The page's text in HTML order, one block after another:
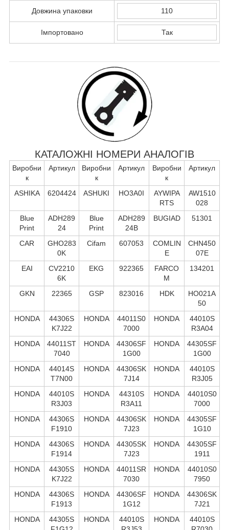
Довжина упаковки 110
Імпортовано Так
КАТАЛОЖНІ НОМЕРИ АНАЛОГІВ
Виробни
к
Артикул
Виробни
к
Артикул
Виробни
к
Артикул
ASHIKA 6204424 ASHUKI HO3A0I
AYWIPA
RTS
AW1510
028
Blue
Print
ADH289
24
Blue
Print
ADH289
24B
BUGIAD 51301
CAR
GHO283
0K
Cifam 607053
COMLIN
E
CHN450
07E
EAI
CV2210
6K
EKG 922365
FARCO
M
134201
GKN 22365 GSP 823016 HDK
HO021A
50
HONDA
44306S
K7J22
HONDA
44011S0
7000
HONDA
44010S
R3A04
HONDA
44011ST
7040
HONDA
44306SF
1G00
HONDA
44305SF
1G00
HONDA
44014S
T7N00
HONDA
44306SK
7J14
HONDA
44010S
R3J05
HONDA
44010S
R3J03
HONDA
44310S
R3A11
HONDA
44010S0
7000
HONDA
44306S
F1910
HONDA
44306SK
7J23
HONDA
44305SF
1G10
HONDA
44306S
F1914
HONDA
44305SK
7J23
HONDA
44305SF
1911
HONDA
44305S
K7J22
HONDA
44011SR
7030
HONDA
44010S0
7950
HONDA
44306S
F1913
HONDA
44306SF
1G12
HONDA
44306SK
7J21
HONDA
44305S
HONDA
44010S
HONDA
44010S